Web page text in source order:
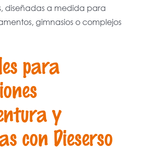
diseñadas a medida para
gimnasios o complejos
para
y
con Dieserso